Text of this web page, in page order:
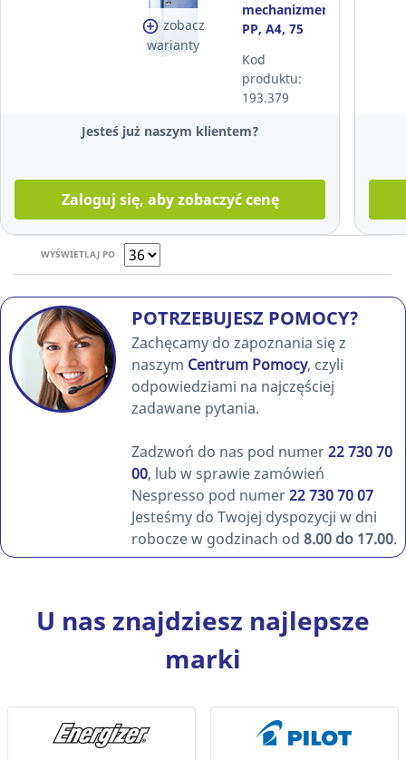
zobacz
warianty
mechanizmem,
PP, A4, 75
niebieski
Kod
produktu:
193.379
Jesteś już naszym klientem?
Zaloguj się, aby zobaczyć cenę
WYŚWIETLAJ PO
POTRZEBUJESZ POMOCY?
Zachęcamy do zapoznania się z
naszym Centrum Pomocy, czyli
odpowiedziami na najczęściej
zadawane pytania.
Zadzwoń do nas pod numer22 730 70
00, lub w sprawie zamówień
Nespresso pod numer22 730 70 07
Jesteśmy do Twojej dyspozycji w dni
robocze w godzinach od 8.00 do 17.00.
U nas znajdziesz najlepsze
marki